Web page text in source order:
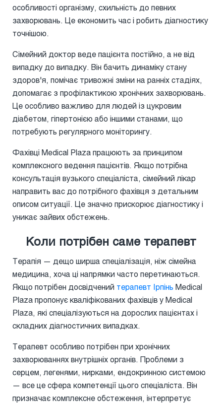
особливості організму, схильність до певних
захворювань. Це економить час і робить діагностику
точнішою.
Сімейний доктор веде пацієнта постійно, а не від
випадку до випадку. Він бачить динаміку стану
здоров'я, помічає тривожні зміни на ранніх стадіях,
допомагає з профілактикою хронічних захворювань.
Це особливо важливо для людей із цукровим
діабетом, гіпертонією або іншими станами, що
потребують регулярного моніторингу.
Фахівці Medical Plaza працюють за принципом
комплексного ведення пацієнтів. Якщо потрібна
консультація вузького спеціаліста, сімейний лікар
направить вас до потрібного фахівця з детальним
описом ситуації. Це значно прискорює діагностику і
уникає зайвих обстежень.
Коли потрібен саме терапевт
Терапія — дещо ширша спеціалізація, ніж сімейна
медицина, хоча ці напрямки часто перетинаються.
Якщо потрібен досвідчений терапевт Ірпінь Medical
Plaza пропонує кваліфікованих фахівців у Medical
Plaza, які спеціалізуються на дорослих пацієнтах і
складних діагностичних випадках.
Терапевт особливо потрібен при хронічних
захворюваннях внутрішніх органів. Проблеми з
серцем, легенями, нирками, ендокринною системою
— все це сфера компетенції цього спеціаліста. Він
призначає комплексне обстеження, інтерпретує